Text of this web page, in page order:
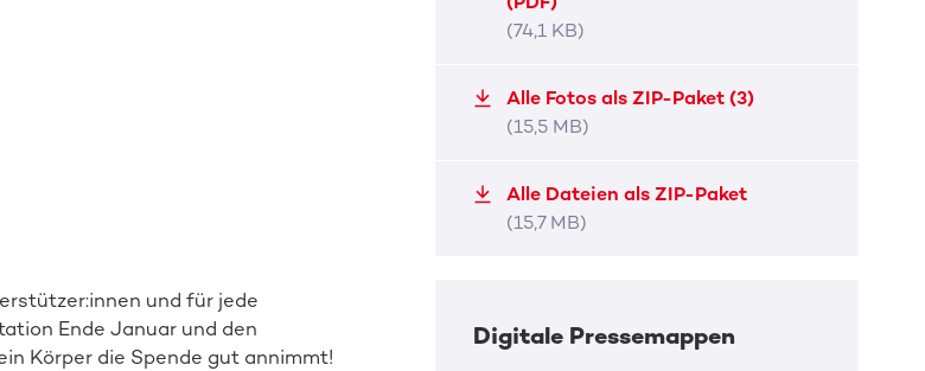
und für jede
Ende Januar und den
Körper die Spende gut annimmt!
(74,1 KB)
Alle Fotos als ZIP-Paket (3)
(15,5 MB)
Alle Dateien als ZIP-Paket
(15,7 MB)
Digitale Pressemappen